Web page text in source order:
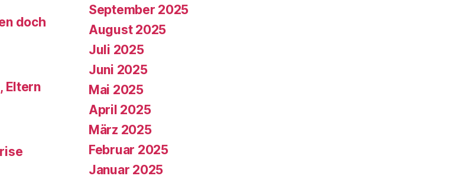
doch
Eltern
September 2025
August 2025
Juli 2025
Juni 2025
Mai 2025
April 2025
März 2025
Februar 2025
Januar 2025